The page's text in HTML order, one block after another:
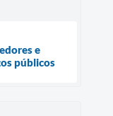
e
públicos